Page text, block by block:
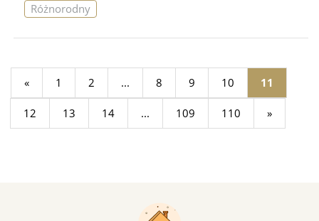
Różnorodny
« 1 2 ... 8 9 10 11
12 13 14 ... 109 110 »